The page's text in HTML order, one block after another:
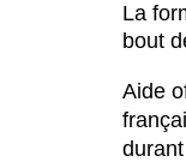
La
bout
Aide